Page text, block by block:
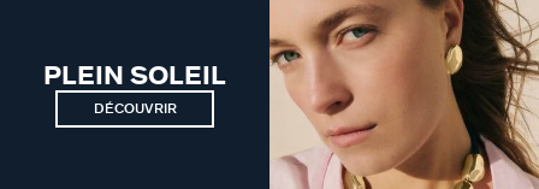
PLEIN SOLEIL
DÉCOUVRIR